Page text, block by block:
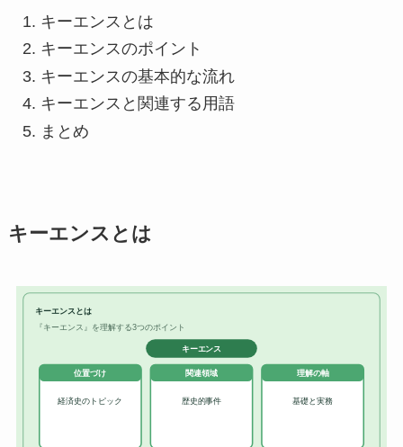
キーエンスとは
キーエンスのポイント
キーエンスの基本的な流れ
キーエンスと関連する用語
まとめ
キーエンスとは
キーエンスとは
『キーエンス』を理解する3つのポイント
キーエンス
位置づけ
経済史のトピック
関連領域
歴史的事件
理解の軸
基礎と実務